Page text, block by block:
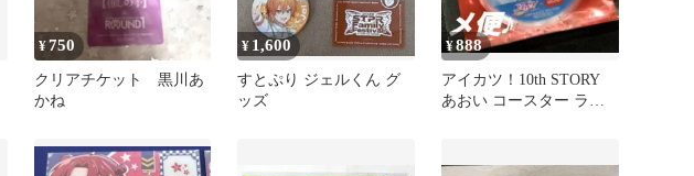
¥750
クリアチケット 黒川あ
かね
¥ 1,600
すとぷり ジェルくん グ
ッズ
¥888
アイカツ！10th STORY
あおい コースター ラウ